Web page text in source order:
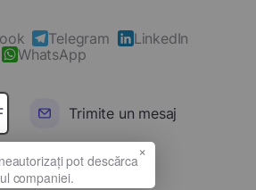
Telegram
LinkedIn
WhatsApp
Trimite un mesaj
completă
×